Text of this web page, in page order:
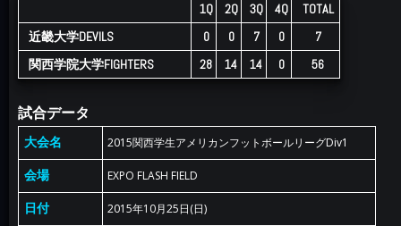
1Q 2Q 3Q 4Q
TOTAL
近畿大学DEVILS
0 0 7 0
7
関西学院大学FIGHTERS
28 14 14 0 56
試合データ
大会名 2015関西学生アメリカンフットボールリーグDiv1
会場 EXPO FLASH FIELD
日付 2015年10月25日(日)